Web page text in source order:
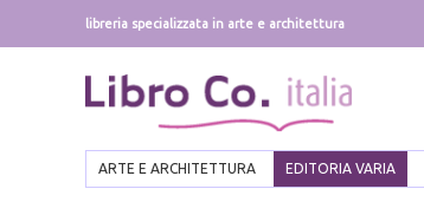
libreria specializzata in arte e architettura
ARTE E ARCHITETTURA EDITORIA VARIA